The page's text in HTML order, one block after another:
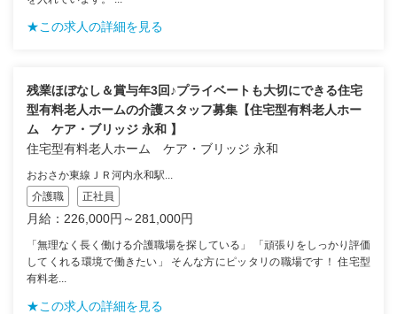
★この求人の詳細を見る
残業ほぼなし＆賞与年3回♪プライベートも大切にできる住宅
型有料老人ホームの介護スタッフ募集【住宅型有料老人ホー
ム ケア・ブリッジ 永和 】
住宅型有料老人ホーム ケア・ブリッジ 永和
おおさか東線ＪＲ河内永和駅...
介護職
正社員
月給：226,000円～281,000円
「無理なく長く働ける介護職場を探している」 「頑張りをしっかり評価
してくれる環境で働きたい」 そんな方にピッタリの職場です！ 住宅型
有料老...
★この求人の詳細を見る